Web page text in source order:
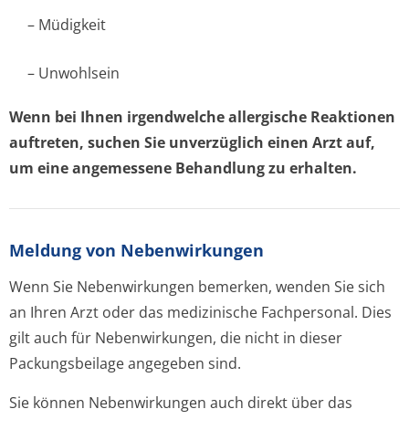
– Müdigkeit
– Unwohlsein
Wenn bei Ihnen irgendwelche allergische Reaktionen
auftreten, suchen Sie unverzüglich einen Arzt auf,
um eine angemessene Behandlung zu erhalten.
Meldung von Nebenwirkungen
Wenn Sie Nebenwirkungen bemerken, wenden Sie sich
an Ihren Arzt oder das medizinische Fachpersonal. Dies
gilt auch für Nebenwirkungen, die nicht in dieser
Packungsbeilage angegeben sind.
Sie können Nebenwirkungen auch direkt über das